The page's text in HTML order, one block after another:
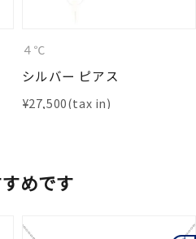
４℃
シルバー ピアス
¥27,500
めです